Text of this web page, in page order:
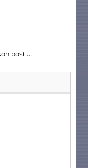
post ...